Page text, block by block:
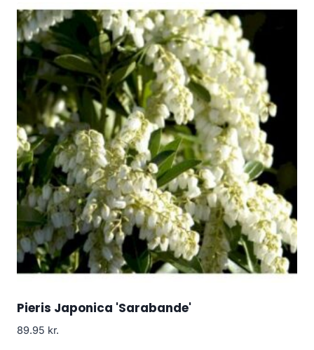
Pieris Japonica 'Sarabande'
89.95 kr.